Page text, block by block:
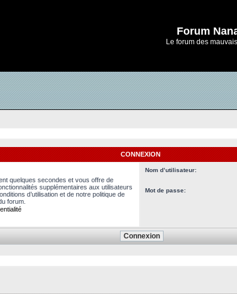
Forum
Le forum des
CONNEXION
quelques secondes et vous offre de
supplémentaires aux utilisateurs
d’utilisation et de notre politique de
forum.
Nom d’utilisateur:
Mot de passe: